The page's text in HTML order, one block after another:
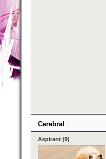
Cerebral
Aspirant (9)